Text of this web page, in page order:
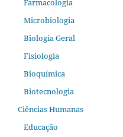
Farmacologia
Microbiologia
Biologia Geral
Fisiologia
Bioquímica
Biotecnologia
Ciências Humanas
Educação